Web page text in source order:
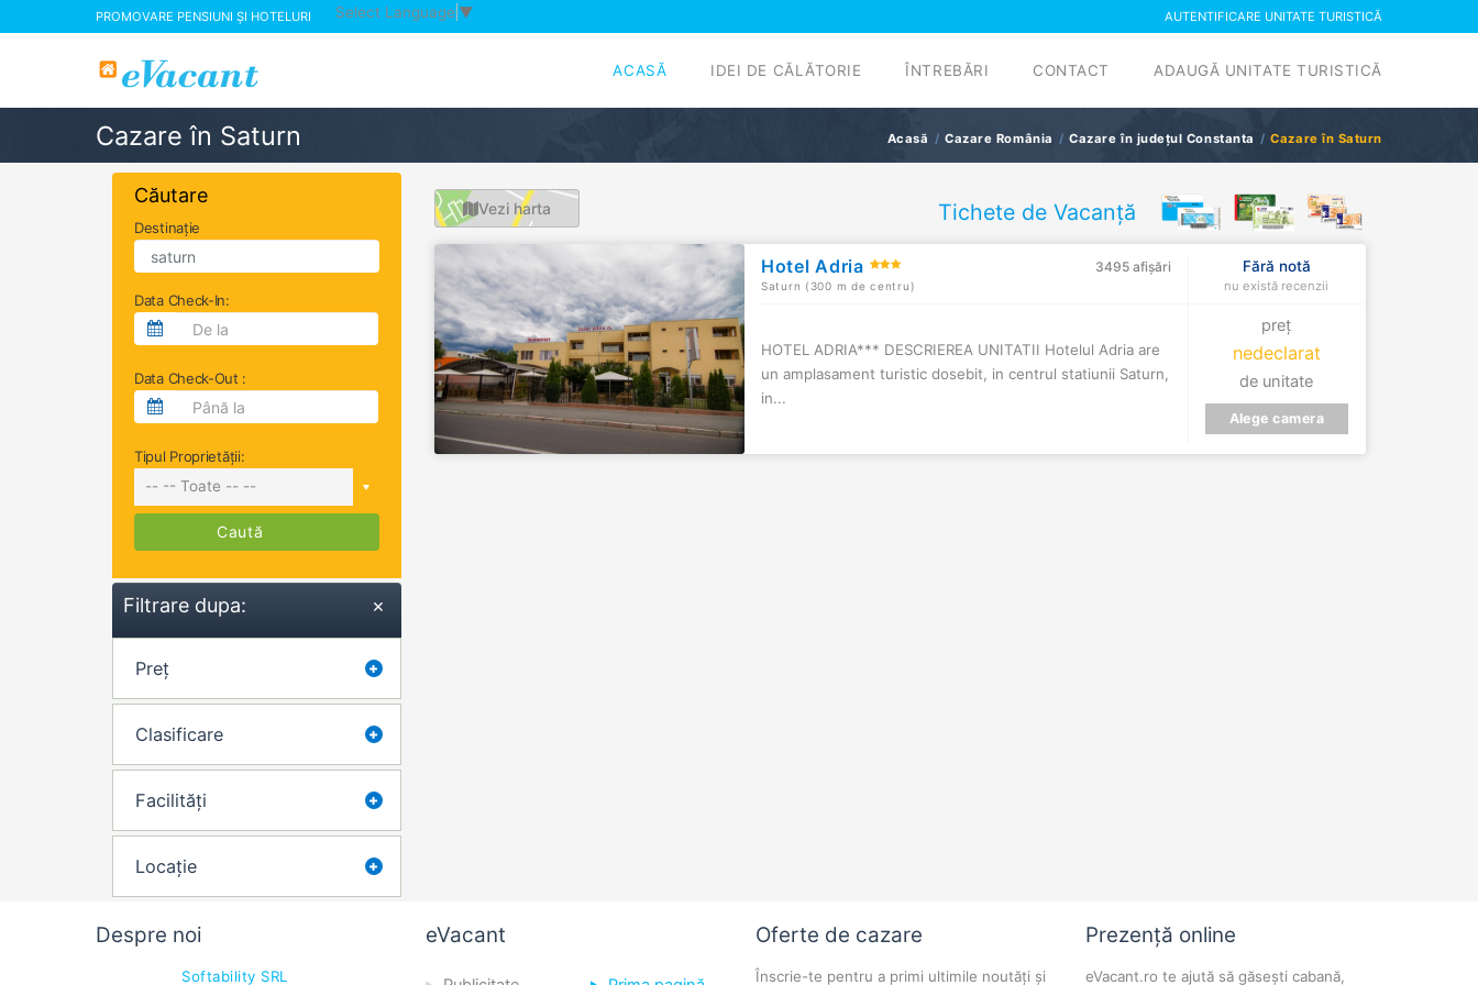
PROMOVARE PENSIUNI ȘI HOTELURI Select Language ▼ AUTENTIFICARE UNITATE TURISTICĂ
ACASĂ IDEI DE CĂLĂTORIE ÎNTREBĂRI CONTACT ADAUGĂ UNITATE TURISTICĂ
Cazare în Saturn Acasă Cazare România Cazare în județul Constanta Cazare în Saturn
Căutare
Destinație
Data Check-In:
Data Check-Out :
Tipul Proprietății:
-- -- Toate -- --
Caută
Filtrare dupa: ×
Preț
Clasificare
Facilități
Locație
Vezi harta Tichete de Vacanță
Hotel Adria
Saturn (300 m de centru)
3495 afișări Fără notă
nu există recenzii
HOTEL ADRIA*** DESCRIEREA UNITATII Hotelul Adria are
un amplasament turistic dosebit, in centrul statiunii Saturn,
in...
preț
nedeclarat
de unitate
Alege camera
Despre noi
Softability SRL
eVacant Oferte de cazare
Înscrie-te pentru a primi ultimile noutăți și
Prezență online
eVacant.ro te ajută să găsești cabană,